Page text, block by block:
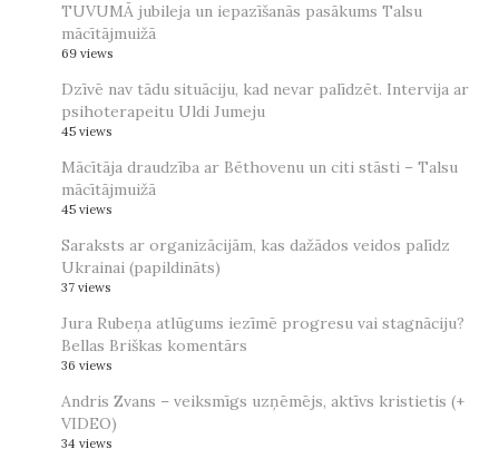
TUVUMĀ jubileja un iepazīšanās pasākums Talsu
mācītājmuižā
69 views
Dzīvē nav tādu situāciju, kad nevar palīdzēt. Intervija ar
psihoterapeitu Uldi Jumeju
45 views
Mācītāja draudzība ar Bēthovenu un citi stāsti – Talsu
mācītājmuižā
45 views
Saraksts ar organizācijām, kas dažādos veidos palīdz
Ukrainai (papildināts)
37 views
Jura Rubeņa atlūgums iezīmē progresu vai stagnāciju?
Bellas Briškas komentārs
36 views
Andris Zvans – veiksmīgs uzņēmējs, aktīvs kristietis (+
VIDEO)
34 views